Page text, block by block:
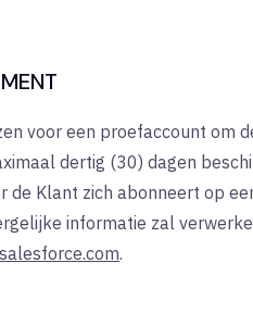
voor een proefaccount om
dertig (30) dagen
de Klant zich abonneert op
informatie zal
.